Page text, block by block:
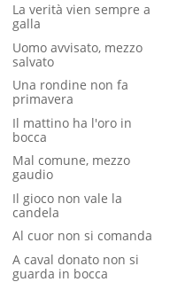
La verità vien sempre a
galla
Uomo avvisato, mezzo
salvato
Una rondine non fa
primavera
Il mattino ha l'oro in
bocca
Mal comune, mezzo
gaudio
Il gioco non vale la
candela
Al cuor non si comanda
A caval donato non si
guarda in bocca